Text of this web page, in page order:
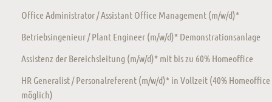
Office Administrator / Assistant Office Management (m/w/d)*
Betriebsingenieur / Plant Engineer (m/w/d)* Demonstrationsanlage
Assistenz der Bereichsleitung (m/w/d)* mit bis zu 60% Homeoffice
HR Generalist / Personalreferent (m/w/d)* in Vollzeit (40% Homeoffice
möglich)